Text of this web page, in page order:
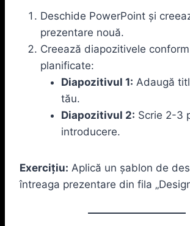
Deschide PowerPoint și
prezentare nouă.
Creează diapozitivele
planificate:
Diapozitivul 1: Adaugă
tău.
Diapozitivul 2: Scrie 2-3
introducere.
Exercițiu: Aplică un șablon de
întreaga prezentare din fila